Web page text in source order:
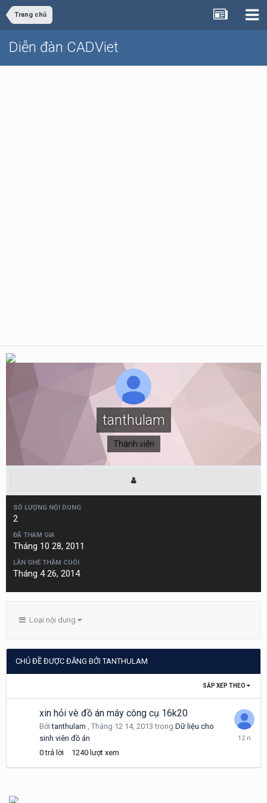
Trang chủ
Diễn đàn CADViet
tanthulam
Thành viên
SỐ LƯỢNG NỘI DUNG
2
ĐÃ THAM GIA
Tháng 10 28, 2011
LẦN GHÉ THĂM CUỐI
Tháng 4 26, 2014
Loại nội dung
CHỦ ĐỀ ĐƯỢC ĐĂNG BỞI TANTHULAM
SẮP XẾP THEO
xin hỏi vè đồ án máy công cụ 16k20
Bởitanthulam , Tháng 12 14, 2013trong Dữ liệu cho
sinh viên đồ án
0 trả lời 1240 lượt xem
Tháng
2013